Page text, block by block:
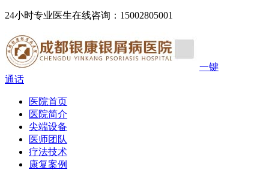
24小时专业医生在线咨询：15002805001
一键
通话
医院首页
医院简介
尖端设备
医师团队
疗法技术
康复案例